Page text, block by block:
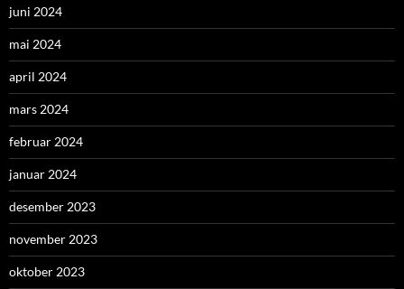
juni 2024
mai 2024
april 2024
mars 2024
februar 2024
januar 2024
desember 2023
november 2023
oktober 2023